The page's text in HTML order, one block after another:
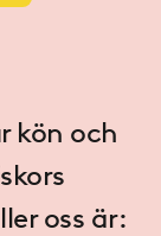
kön och
oss är: